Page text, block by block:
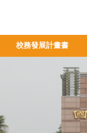
校務發展計畫書